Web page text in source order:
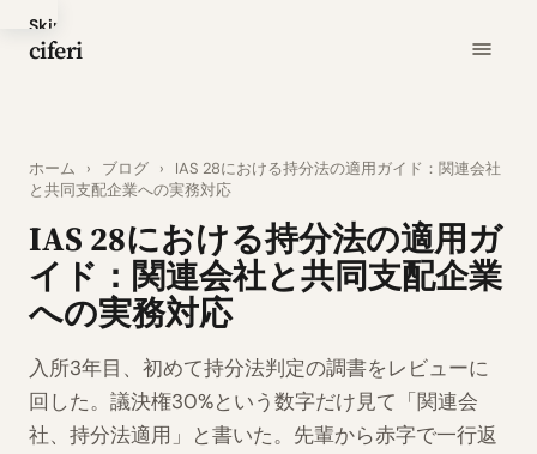
Skip
to
ciferi
ホーム › ブログ ›
IAS 28における持分法の適用ガイド：関連会社
と共同支配企業への実務対応
IAS 28における持分法の適用ガ
イド：関連会社と共同支配企業
への実務対応
入所3年目、初めて持分法判定の調書をレビューに
回した。議決権30%という数字だけ見て「関連会
社、持分法適用」と書いた。先輩から赤字で一行返